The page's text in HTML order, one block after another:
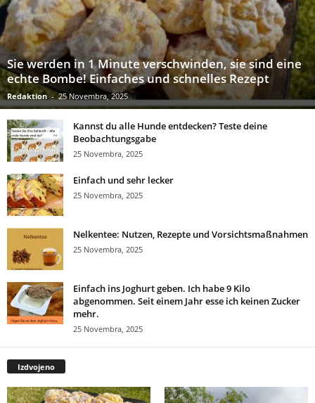
Sie werden in 1 Minute verschwinden, sie sind eine
echte Bombe! Einfaches und schnelles Rezept
Redaktion - 25 Novembra, 2025
Kannst du alle Hunde entdecken? Teste deine
Beobachtungsgabe
25 Novembra, 2025
Einfach und sehr lecker
25 Novembra, 2025
Nelkentee: Nutzen, Rezepte und Vorsichtsmaßnahmen
25 Novembra, 2025
Einfach ins Joghurt geben. Ich habe 9 Kilo
abgenommen. Seit einem Jahr esse ich keinen Zucker
mehr.
25 Novembra, 2025
Izdvojeno